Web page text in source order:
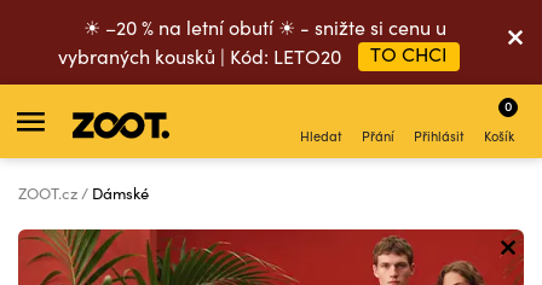
☀ –20 % na letní obutí ☀ - snižte si cenu u
vybraných kousků | Kód: LETO20
TO CHCI
Hledat Přání Přihlásit Košík
0
ZOOT.cz Dámské